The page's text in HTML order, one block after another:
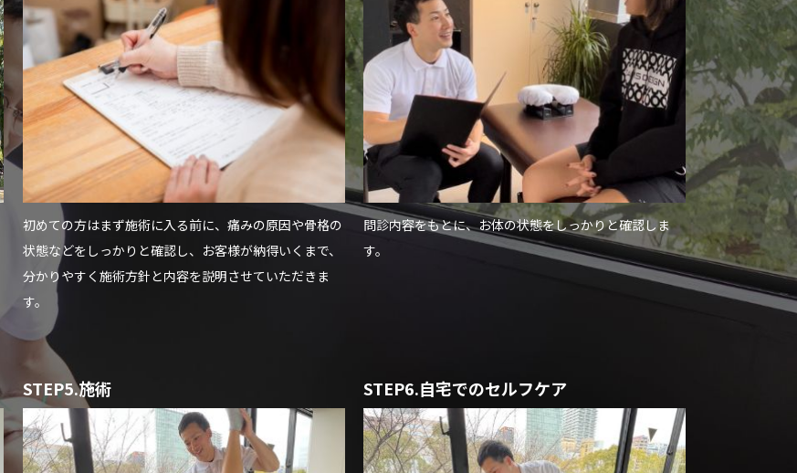
初めての方はまず施術に入る前に、痛みの原因や骨格の
状態などをしっかりと確認し、お客様が納得いくまで、
分かりやすく施術方針と内容を説明させていただきま
す。
問診内容をもとに、お体の状態をしっかりと確認しま
す。
STEP5.施術 STEP6.自宅でのセルフケア